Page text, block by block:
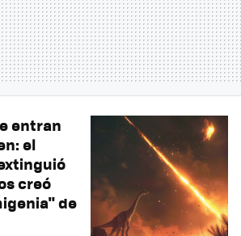
entran
el
creó
de